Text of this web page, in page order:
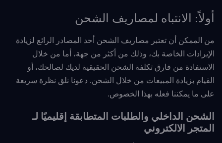
أولاً: الانتباه لمصاريف الشحن
من الممكن أن تعتبر مصاريف الشحن أحد المصادر الرائع لزيادة
الإيرادات الخاصة بك، وذلك من أكثر من جهة، أما من خلال
الاستفادة من فارق تكلفة الشحن الحقيقية لديك لصالحك، أو
القيام بزيادة المبيعات من خلال الشحن. دعونا نلق نظرة سريعة
على ما يمكننا فعله بهذا الخصوص.
الشحن الداخلي والطلبات المتطابقة إقليميًا لـ
المتجر الالكتروني